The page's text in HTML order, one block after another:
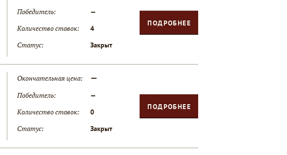
Победитель: —
Количество ставок: 4
Статус: Закрыт
ПОДРОБНЕЕ
Окончательная цена: —
Победитель: —
Количество ставок: 0
Статус: Закрыт
ПОДРОБНЕЕ